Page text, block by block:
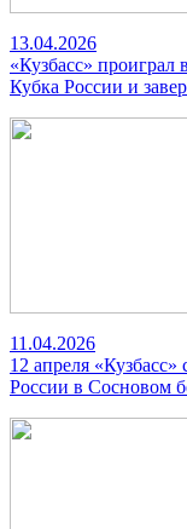
13.04.2026
«Кузбасс» проиграл
Кубка России и
11.04.2026
12 апреля
России в Сосновом